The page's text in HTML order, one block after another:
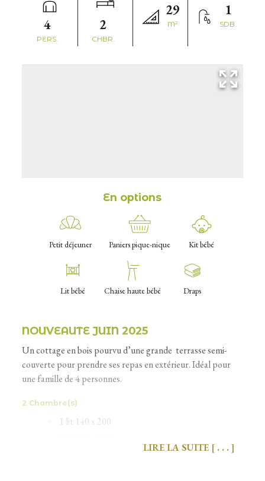
4
PERS.
2
CHBR.
29
M²
1
SDB.
En options
Petit déjeuner Paniers pique-nique Kit bébé
Lit bébé Chaise haute bébé Draps
NOUVEAUTE JUIN 2025
Un cottage en bois pourvu d’une grande terrasse semi-
couverte pour prendre ses repas en extérieur. Idéal pour
une famille de 4 personnes.
2 Chambre(s)
1 lit 140 x 200
LIRE LA SUITE